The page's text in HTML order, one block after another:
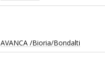
AVANCA /Bioria/Bondalti